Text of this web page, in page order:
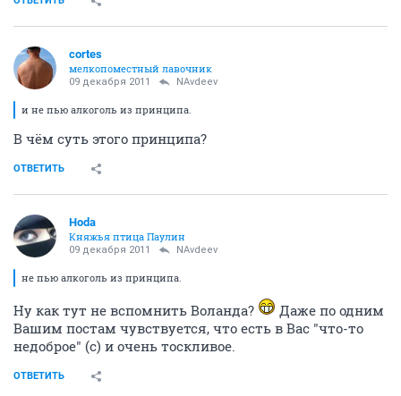
cortes
мелкопоместный лавочник
09 декабря 2011 NAvdeev
и не пью алкоголь из принципа.
В чём суть этого принципа?
ОТВЕТИТЬ
Hoda
Княжья птица Паулин
09 декабря 2011 NAvdeev
не пью алкоголь из принципа.
Ну как тут не вспомнить Воланда?
Даже по одним
Вашим постам чувствуется, что есть в Вас "что-то
недоброе" (с) и очень тоскливое.
ОТВЕТИТЬ